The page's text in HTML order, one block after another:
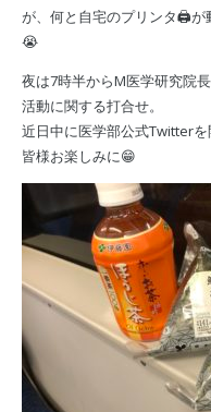
が、何と自宅のプリンタ🖨が
😭
夜は7時半からM医学研究院
活動に関する打合せ。
近日中に医学部公式Twitter
皆様お楽しみに😁